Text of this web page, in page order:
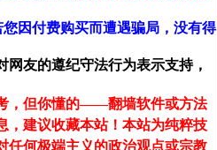
因付费购买而遭遇骗局，没有得
友的遵纪守法行为表示支持，
，但你懂的——翻墙软件或方法
建议收藏本站！ 本站为纯粹技
任何极端主义的政治观点或宗教